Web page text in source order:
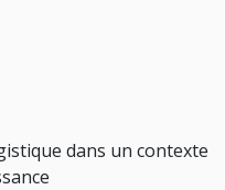
dans un contexte